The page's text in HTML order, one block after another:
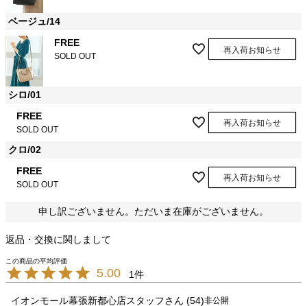
ベージュ/14
FREE
SOLD OUT
再入荷お知らせ
シロ/01
FREE
SOLD OUT
再入荷お知らせ
クロ/02
FREE
SOLD OUT
再入荷お知らせ
申し訳ございません。ただいま在庫がございません。
返品・交換に関しまして
5.00 1
イオンモール幕張新都心店スタッフ 54 非公開